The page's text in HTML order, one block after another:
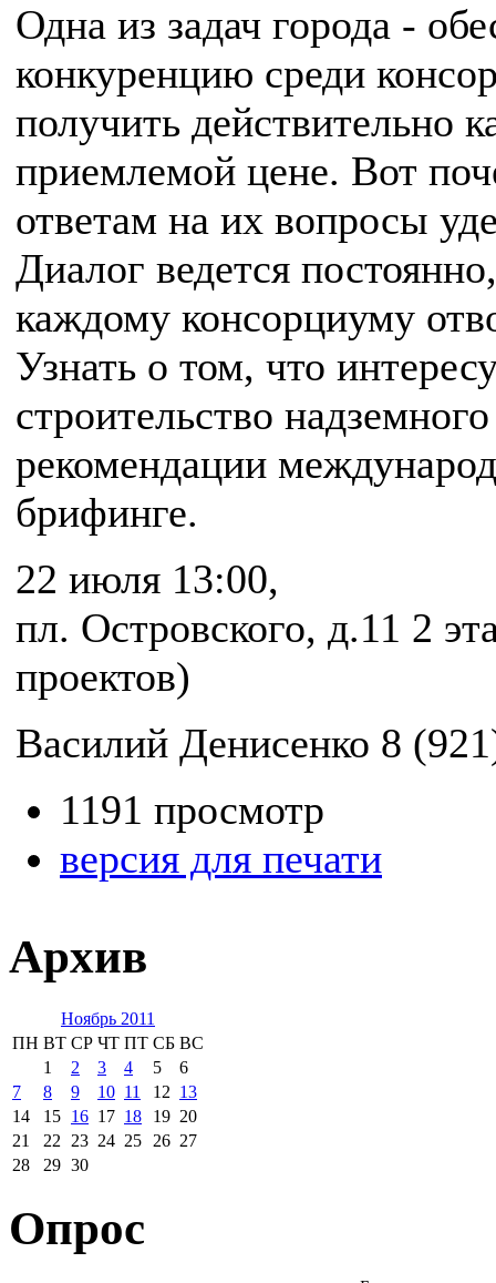
Одна из задач города -
конкуренцию среди
получить действительно
приемлемой цене. Вот
ответам на их вопросы
Диалог ведется
каждому консорциуму
Узнать о том, что
строительство
рекомендации
брифинге.
22 июля 13:00,
пл. Островского, д.11 2
проектов)
Василий Денисенко 8
1191 просмотр
версия для печати
Архив
Ноябрь 2011
ПН ВТ СР ЧТ ПТ СБ ВС
1
2 3 4 5
6
7
8 9 10 11 12 13
14
15 16 17 18 19 20
21
22 23 24 25 26 27
28
29 30
Опрос